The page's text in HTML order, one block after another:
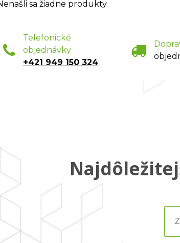
sa žiadne produkty.
Telefonické
objednávky
+421 949 150 324